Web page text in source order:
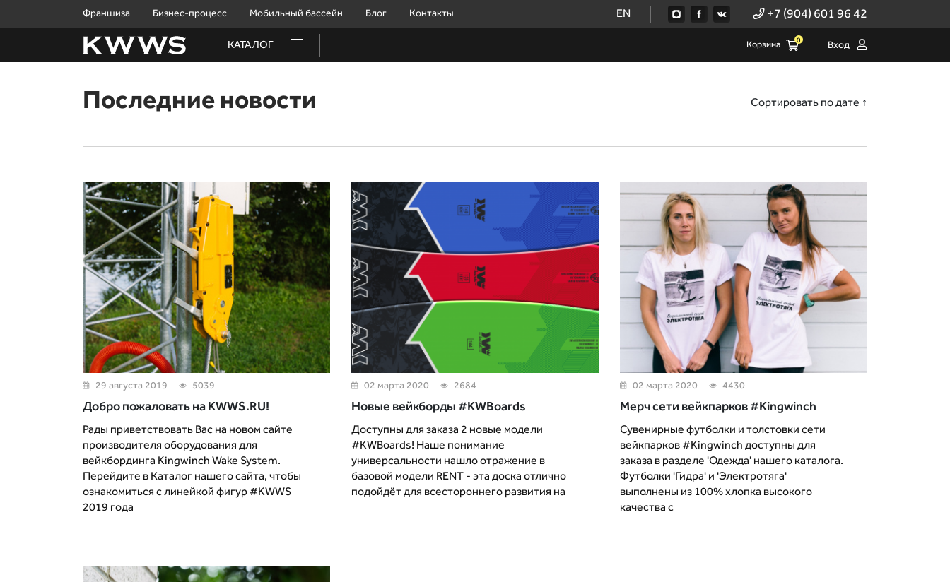
Франшиза Бизнес-процесс Мобильный бассейн Блог Контакты EN +7 (904) 601 96 42
КАТАЛОГ Корзина 0
Вход
Последние новости Сортировать по дате ↑
29 августа 2019 5039
Добро пожаловать на KWWS.RU!
Рады приветствовать Вас на новом сайте
производителя оборудования для
вейкбординга Kingwinch Wake System.
Перейдите в Каталог нашего сайта, чтобы
ознакомиться с линейкой фигур #KWWS
2019 года
02 марта 2020 2684
Новые вейкборды #KWBoards
Доступны для заказа 2 новые модели
#KWBoards! Наше понимание
универсальности нашло отражение в
базовой модели RENT - эта доска отлично
подойдёт для всестороннего развития на
02 марта 2020 4430
Мерч сети вейкпарков #Kingwinch
Сувенирные футболки и толстовки сети
вейкпарков #Kingwinch доступны для
заказа в разделе 'Одежда' нашего каталога.
Футболки 'Гидра' и 'Электротяга'
выполнены из 100% хлопка высокого
качества с